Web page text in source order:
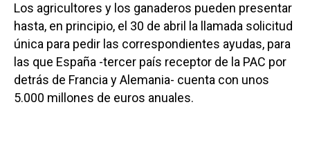
Los agricultores y los ganaderos pueden presentar
hasta, en principio, el 30 de abril la llamada solicitud
única para pedir las correspondientes ayudas, para
las que España -tercer país receptor de la PAC por
detrás de Francia y Alemania- cuenta con unos
5.000 millones de euros anuales.